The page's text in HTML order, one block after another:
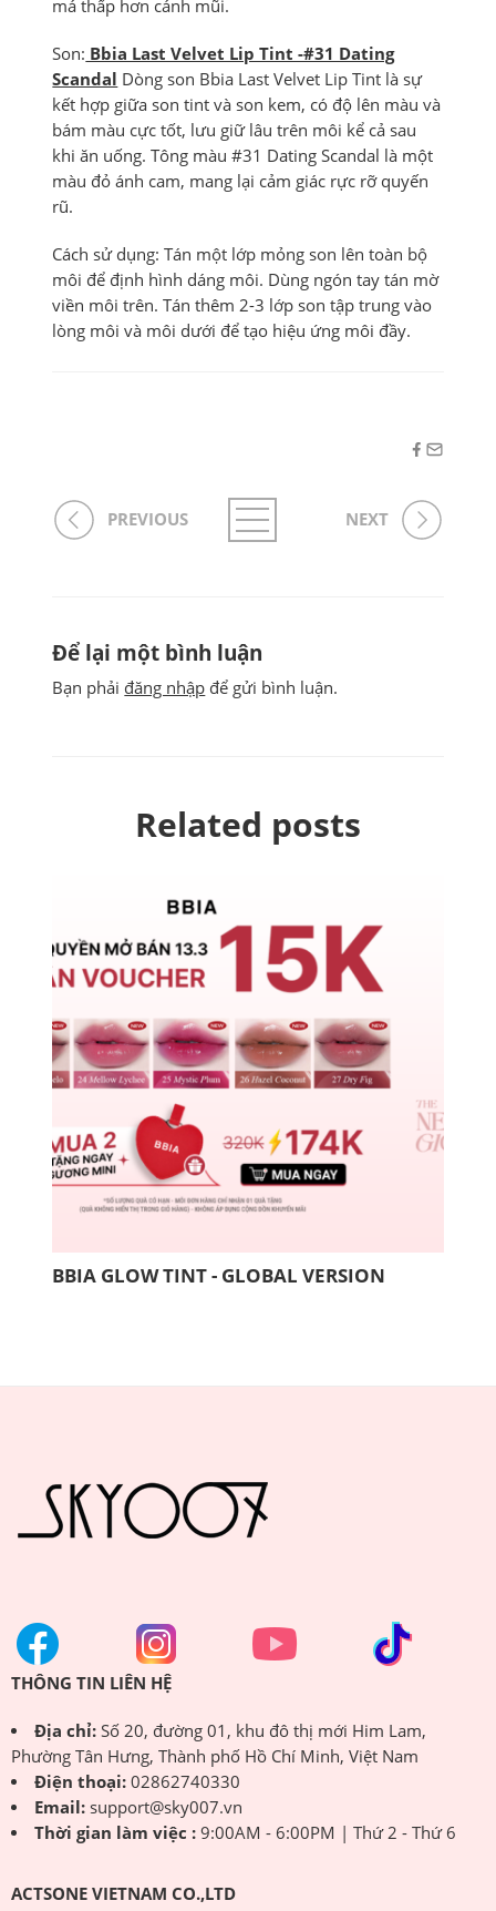
má thấp hơn cánh mũi.
Son: Bbia Last Velvet Lip Tint -#31 Dating
Scandal Dòng son Bbia Last Velvet Lip Tint là sự
kết hợp giữa son tint và son kem, có độ lên màu và
bám màu cực tốt, lưu giữ lâu trên môi kể cả sau
khi ăn uống. Tông màu #31 Dating Scandal là một
màu đỏ ánh cam, mang lại cảm giác rực rỡ quyến
rũ.
Cách sử dụng: Tán một lớp mỏng son lên toàn bộ
môi để định hình dáng môi. Dùng ngón tay tán mờ
viền môi trên. Tán thêm 2-3 lớp son tập trung vào
lòng môi và môi dưới để tạo hiệu ứng môi đầy.
PREVIOUS NEXT
Để lại một bình luận
Bạn phải đăng nhập để gửi bình luận.
Related posts
BBIA GLOW TINT - GLOBAL VERSION
THÔNG TIN LIÊN HỆ
Địa chỉ:Số 20, đường 01, khu đô thị mới Him Lam,
Phường Tân Hưng, Thành phố Hồ Chí Minh, Việt Nam
Điện thoại:02862740330
Email:support@sky007.vn
Thời gian làm việc :9:00AM - 6:00PM | Thứ 2 - Thứ 6
ACTSONE VIETNAM CO.,LTD